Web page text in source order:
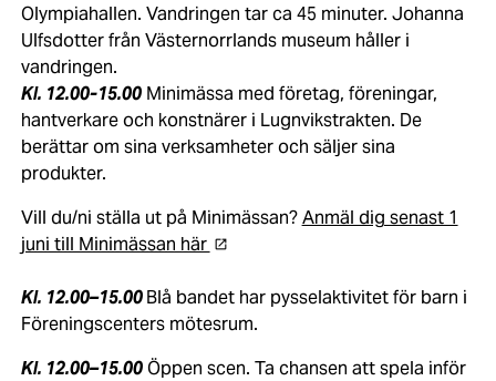
Olympiahallen. Vandringen tar ca 45 minuter. Johanna
Ulfsdotter från Västernorrlands museum håller i
vandringen.
Kl. 12.00-15.00Minimässa med företag, föreningar,
hantverkare och konstnärer i Lugnvikstrakten. De
berättar om sina verksamheter och säljer sina
produkter.
Vill du/ni ställa ut på Minimässan?Anmäl dig senast 1
juni till Minimässan här
Kl. 12.00–15.00Blå bandet har pysselaktivitet för barn i
Föreningscenters mötesrum.
Kl. 12.00–15.00Öppen scen. Ta chansen att spela inför